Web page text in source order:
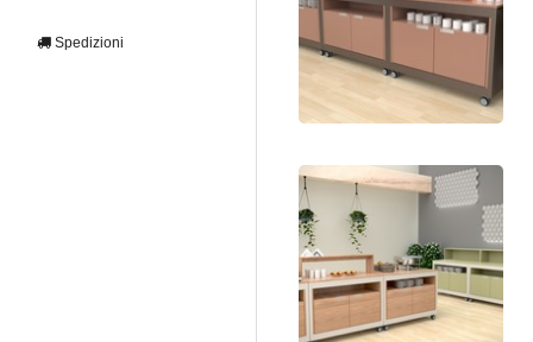
Spedizioni